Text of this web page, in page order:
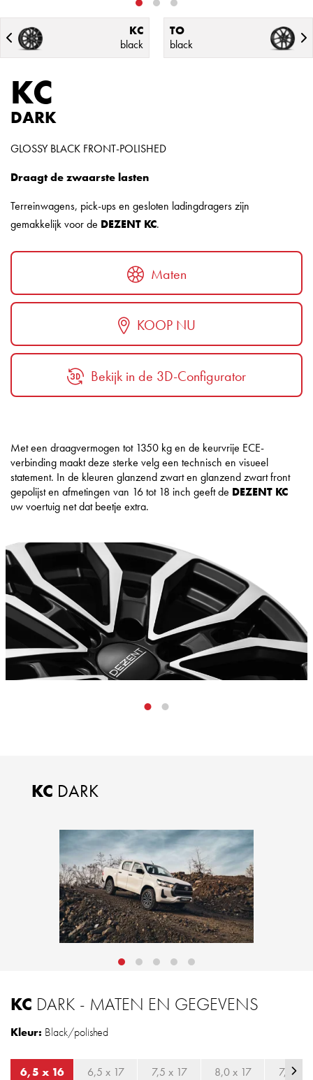
KC
black
TO
black
KC
DARK
GLOSSY BLACK FRONT-POLISHED
Draagt ​​de zwaarste lasten
Terreinwagens, pick-ups en gesloten ladingdragers zijn
gemakkelijk voor de DEZENT KC.
Maten
KOOP NU
Bekijk in de 3D-Configurator
Met een draagvermogen tot 1350 kg en de keurvrije ECE-
verbinding maakt deze sterke velg een technisch en visueel
statement. In de kleuren glanzend zwart en glanzend zwart front
gepolijst en afmetingen van 16 tot 18 inch geeft de DEZENT KC
uw voertuig net dat beetje extra.
KC DARK
KC DARK - MATEN EN GEGEVENS
Kleur: Black/polished
6,5 x 16 6,5 x 17 7,5 x 17 8,0 x 17 7,5 x